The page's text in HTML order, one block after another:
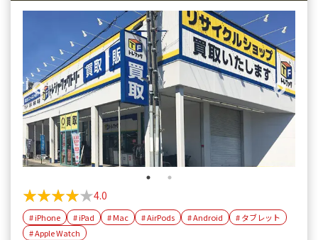
★★★★★
★★★★★4.0
# iPhone # iPad # Mac # AirPods # Android
# タブレット
# Apple Watch